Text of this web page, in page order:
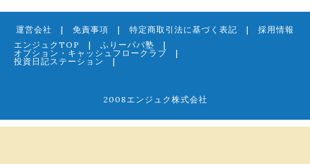
運営会社 | 免責事項 | 特定商取引法に基づく表記 | 採用情報
エンジュクTOP
| ふりーパパ塾 |
オプション・キャッシュフロークラブ |
投資日記ステーション
|
2008エンジュク株式会社